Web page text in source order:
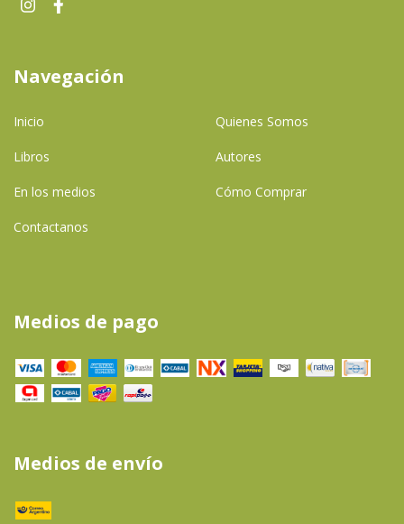
Navegación
Inicio Quienes Somos
Libros Autores
En los medios Cómo Comprar
Contactanos
Medios de pago
Medios de envío